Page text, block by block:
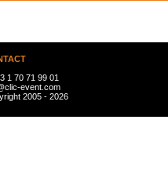
1 70 71 99 01
event.com
2005 - 2026